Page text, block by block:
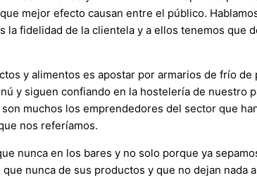
mejor efecto causan entre el público.
fidelidad de la clientela y a ellos tenemos
y alimentos es apostar por armarios de frío
y siguen confiando en la hostelería de nuestro
muchos los emprendedores del sector que
nos referíamos.
nunca en los bares y no solo porque ya
nunca de sus productos y que no dejan